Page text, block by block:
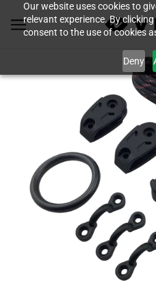
Our website uses cookies to
relevant experience. By
consent to the use of cookies
Deny